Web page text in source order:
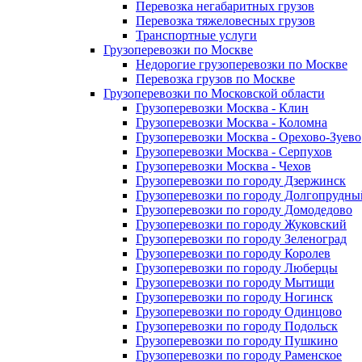
Перевозка негабаритных грузов
Перевозка тяжеловесных грузов
Транспортные услуги
Грузоперевозки по Москве
Недорогие грузоперевозки по Москве
Перевозка грузов по Москве
Грузоперевозки по Московской области
Грузоперевозки Москва - Клин
Грузоперевозки Москва - Коломна
Грузоперевозки Москва - Орехово-Зуево
Грузоперевозки Москва - Серпухов
Грузоперевозки Москва - Чехов
Грузоперевозки по городу Дзержинск
Грузоперевозки по городу
Грузоперевозки по городу Домодедово
Грузоперевозки по городу Жуковский
Грузоперевозки по городу Зеленоград
Грузоперевозки по городу Королев
Грузоперевозки по городу Люберцы
Грузоперевозки по городу Мытищи
Грузоперевозки по городу Ногинск
Грузоперевозки по городу Одинцово
Грузоперевозки по городу Подольск
Грузоперевозки по городу Пушкино
Грузоперевозки по городу Раменское